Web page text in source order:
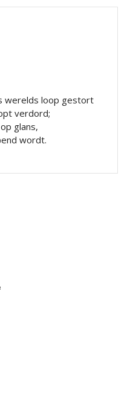
werelds loop gestort
verdord;
glans,
wordt.